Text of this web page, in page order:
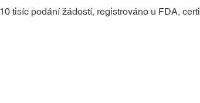
tisíc podání žádostí, registrováno u FDA,